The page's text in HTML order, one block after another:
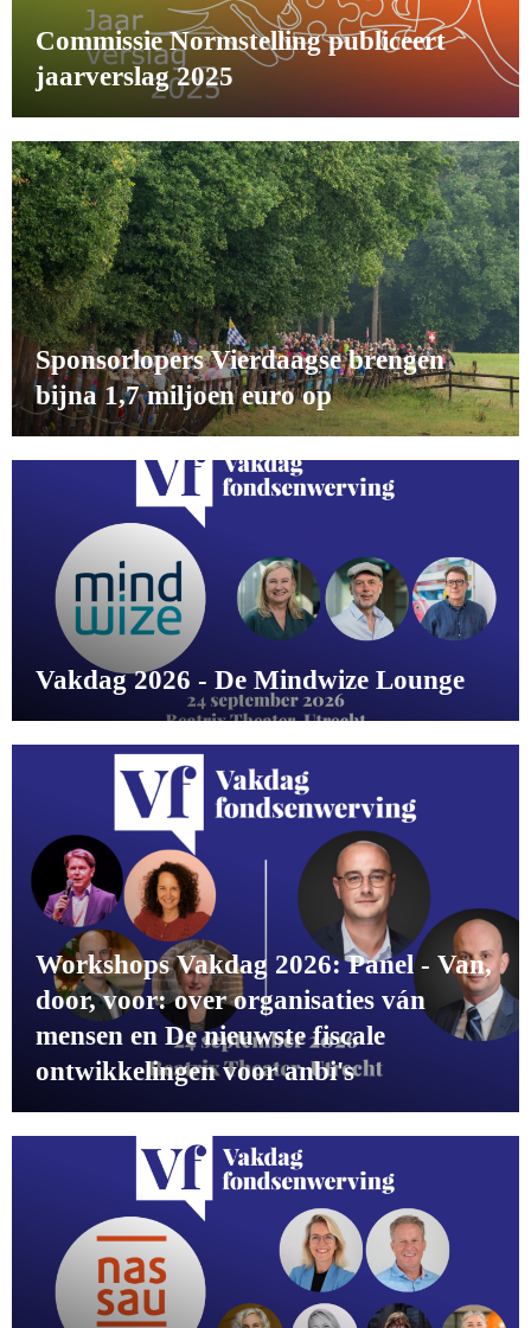
Commissie Normstelling publiceert
jaarverslag 2025
Sponsorlopers Vierdaagse brengen
bijna 1,7 miljoen euro op
Vakdag 2026 - De Mindwize Lounge
Workshops Vakdag 2026: Panel - Van,
door, voor: over organisaties ván
mensen en De nieuwste fiscale
ontwikkelingen voor anbi's